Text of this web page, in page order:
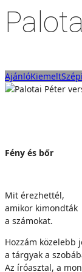
AjánlóKiemelt
Fény és bőr
Mit érezhettél,
amikor kimondták
a számokat.
Hozzám közelebb
a tárgyak a
Az íróasztal, a